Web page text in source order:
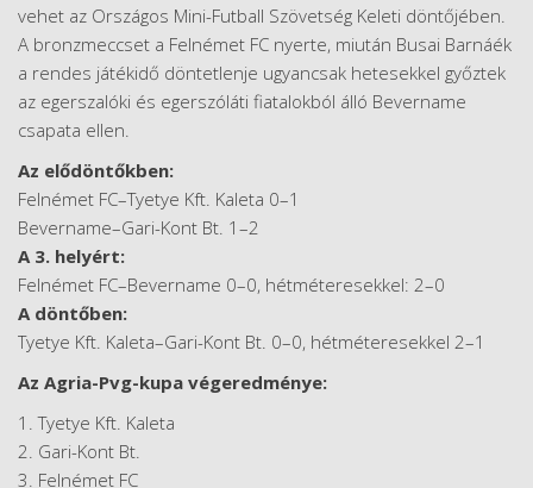
vehet az Országos Mini-Futball Szövetség Keleti döntőjében.
A bronzmeccset a Felnémet FC nyerte, miután Busai Barnáék
a rendes játékidő döntetlenje ugyancsak hetesekkel győztek
az egerszalóki és egerszóláti fiatalokból álló Bevername
csapata ellen.
Az elődöntőkben:
Felnémet FC–Tyetye Kft. Kaleta 0–1
Bevername–Gari-Kont Bt. 1–2
A 3. helyért:
Felnémet FC–Bevername 0–0, hétméteresekkel: 2–0
A döntőben:
Tyetye Kft. Kaleta–Gari-Kont Bt. 0–0, hétméteresekkel 2–1
Az Agria-Pvg-kupa végeredménye:
1. Tyetye Kft. Kaleta
2. Gari-Kont Bt.
3. Felnémet FC